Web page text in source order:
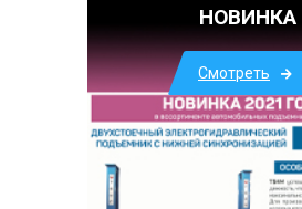
НОВИНКА
Смотреть